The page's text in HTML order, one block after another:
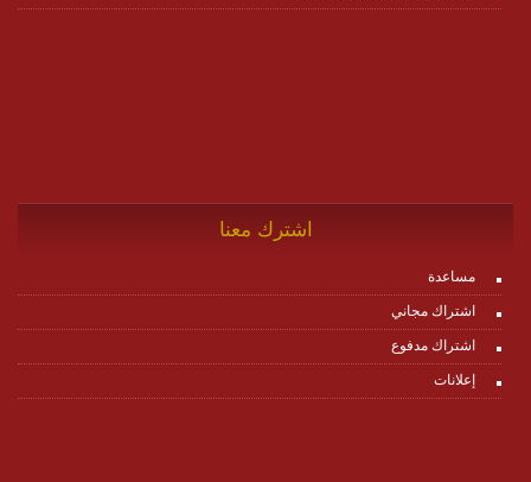
اشترك معنا
مساعدة
اشتراك مجاني
اشتراك مدفوع
إعلانات